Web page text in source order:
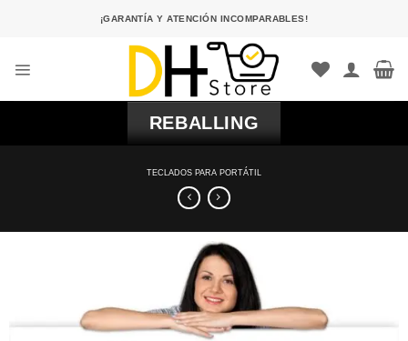
¡GARANTÍA Y ATENCIÓN INCOMPARABLES!
REBALLING
TECLADOS PARA PORTÁTIL